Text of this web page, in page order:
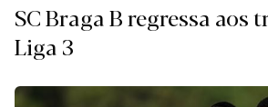
SC Braga B regressa aos
Liga 3